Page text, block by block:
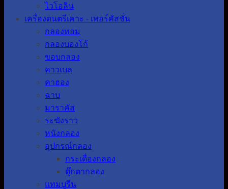
ไวโอลิน
เครื่องดนตรีเคาะ - เพอร์คัสชั่น
กลองทอม
กลองบองโก้
ขอบกลอง
คาวเบล
คาฮอง
ฉาบ
มาราคัส
ระฆังราว
หนังกลอง
อุปกรณ์กลอง
กระเดื่องกลอง
ตุ๊กตากลอง
แทมบูรีน